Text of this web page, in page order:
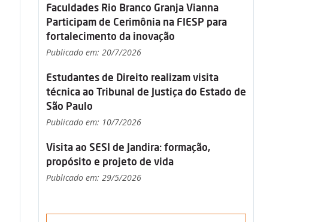
Faculdades Rio Branco Granja Vianna
Participam de Cerimônia na FIESP para
fortalecimento da inovação
Publicado em: 20/7/2026
Estudantes de Direito realizam visita
técnica ao Tribunal de Justiça do Estado de
São Paulo
Publicado em: 10/7/2026
Visita ao SESI de Jandira: formação,
propósito e projeto de vida
Publicado em: 29/5/2026